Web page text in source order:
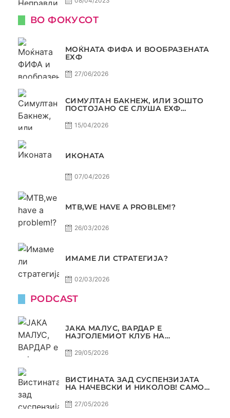
ВО ФОКУСОТ
МОЌНАТА ФИФА И ВООБРАЗЕНАТА
ЕХФ
27/06/2026
СИМУЛТАН БАКНЕЖ, ИЛИ ЗОШТО
ПОСТОЈАНО СЕ СЛУША ЕХФ
15/04/2026
ИКОНАТА
07/04/2026
МТВ,WE HAVE A PROBLEM!?
26/03/2026
ИМАМЕ ЛИ СТРАТЕГИЈА?
02/03/2026
PODCAST
ЈАКА МАЛУС, ВАРДАР Е
НАЈГОЛЕМИОТ КЛУБ НА
29/05/2026
ВИСТИНАТА ЗАД СУСПЕНЗИЈАТА
НА НАЧЕВСКИ И НИКОЛОВ! САМО
27/05/2026